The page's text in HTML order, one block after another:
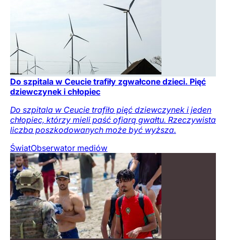
Do szpitala w Ceucie trafiły zgwałcone dzieci. Pięć
dziewczynek i chłopiec
Do szpitala w Ceucie trafiło pięć dziewczynek i jeden
chłopiec, którzy mieli paść ofiarą gwałtu. Rzeczywista
liczba poszkodowanych może być wyższa.
ŚwiatObserwator mediów